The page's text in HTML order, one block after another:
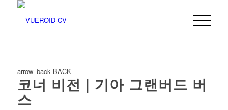
arrow_backBACK
코너 비전 | 기아 그랜버드 버
스